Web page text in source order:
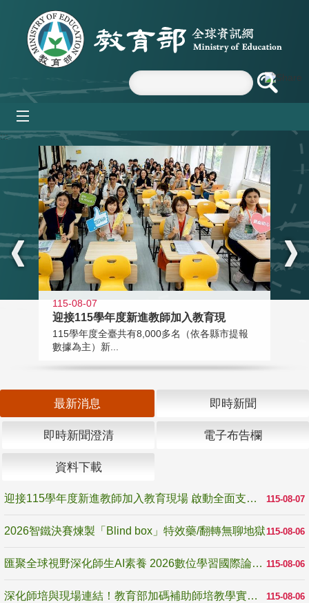
跳到主要內容區塊
:::
115-08-07
迎接115學年度新進教師加入教育現
115學年度全臺共有8,000多名（依各縣市提報
數據為主）新...
最新消息 即時新聞
即時新聞澄清 電子布告欄
資料下載
115-08-07
迎接115學年度新進教師加入教育現場 啟動全面支持陪伴
115-08-06
2026智鐵決賽煉製「Blind box」特效藥/翻轉無聊地獄
115-08-06
匯聚全球視野深化師生AI素養 2026數位學習國際論壇高雄登場
115-08-06
深化師培與現場連結！教育部加碼補助師培教學實踐研究 10月師培國際研討會交流教學實踐經驗